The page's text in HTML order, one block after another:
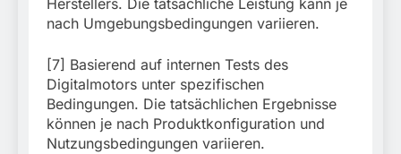
Herstellers. Die tatsächliche Leistung kann je
nach Umgebungsbedingungen variieren.
[7] Basierend auf internen Tests des
Digitalmotors unter spezifischen
Bedingungen. Die tatsächlichen Ergebnisse
können je nach Produktkonfiguration und
Nutzungsbedingungen variieren.